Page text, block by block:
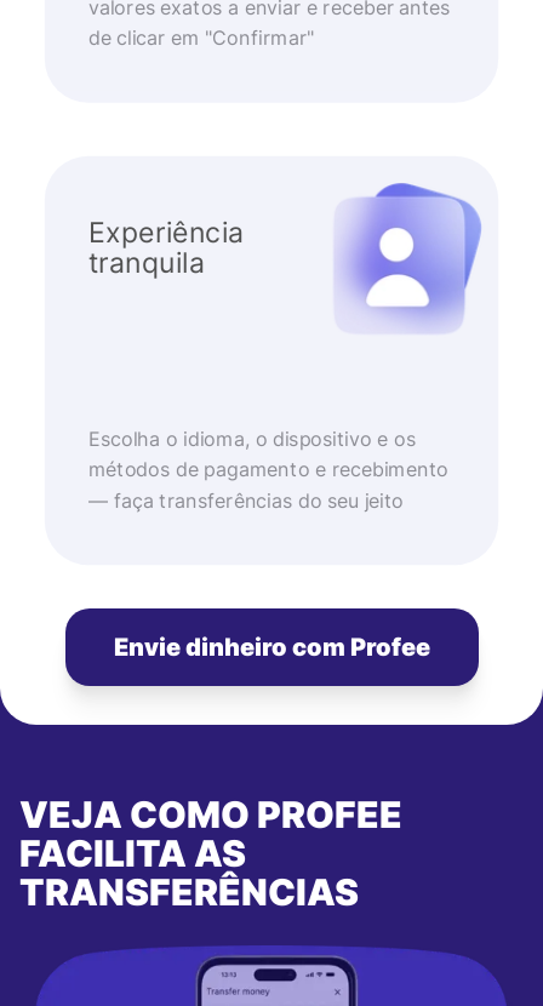
valores exatos a enviar e receber antes
de clicar em "Confirmar"
Experiência
tranquila
Escolha o idioma, o dispositivo e os
métodos de pagamento e recebimento
— faça transferências do seu jeito
Envie dinheiro com Profee
VEJA COMO PROFEE
FACILITA AS
TRANSFERÊNCIAS